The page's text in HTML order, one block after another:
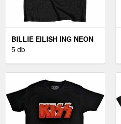
BILLIE EILISH ING NEON
LOGO UNISEX BLACK M
5 db